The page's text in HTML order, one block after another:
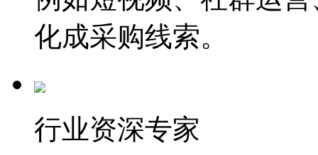
化成采购线索。
行业资深专家